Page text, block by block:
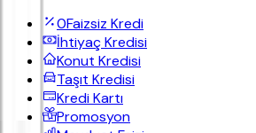
0Faizsiz Kredi
İhtiyaç Kredisi
Konut Kredisi
Taşıt Kredisi
Kredi Kartı
Promosyon